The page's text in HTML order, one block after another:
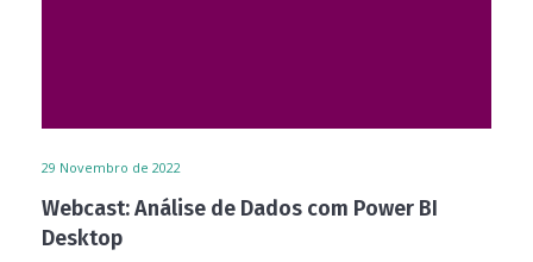
29 Novembro de 2022
Webcast: Análise de Dados com Power BI
Desktop